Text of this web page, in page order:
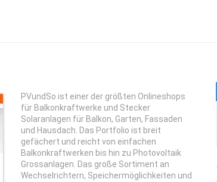
PVundSo ist einer der größten Onlineshops
für Balkonkraftwerke und Stecker
Solaranlagen für Balkon, Garten, Fassaden
und Hausdach. Das Portfolio ist breit
gefächert und reicht von einfachen
Balkonkraftwerken bis hin zu Photovoltaik
Grossanlagen. Das große Sortiment an
Wechselrichtern, Speichermöglichkeiten und